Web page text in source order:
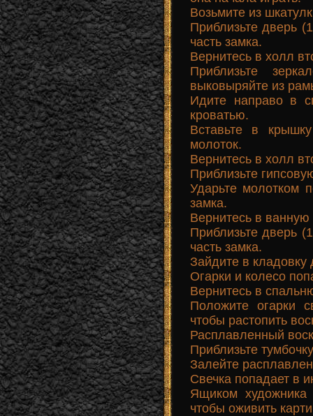
Возьмите из
Приблизьте дверь
часть замка.
Вернитесь в холл
Приблизьте
выковыряйте из
Идите направо в
кроватью.
Вставьте в
молоток.
Вернитесь в холл
Приблизьте
Ударьте молотком
замка.
Вернитесь в ванную
Приблизьте дверь
часть замка.
Зайдите в кладовку
Огарки и колесо
Вернитесь в
Положите огарки
чтобы растопить
Расплавленный
Приблизьте
Залейте
Свечка попадает в
Ящиком художника
чтобы оживить